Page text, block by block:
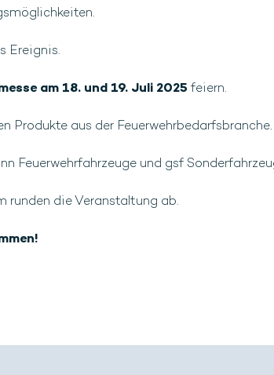
Ereignis.
am 18. und 19. Juli 2025feiern.
Produkte aus der Feuerwehrbedarfsbranche.
Feuerwehrfahrzeuge und gsf
runden die Veranstaltung ab.